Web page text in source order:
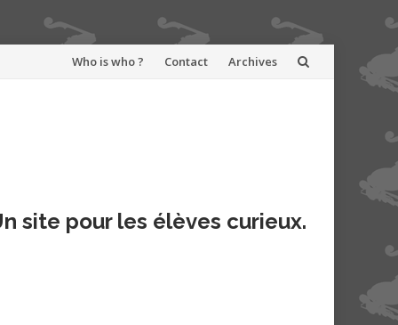
Aller
Who is who ? Contact Archives
site pour les élèves curieux.